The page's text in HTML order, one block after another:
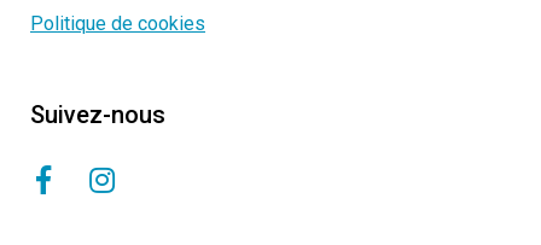
Politique de cookies
Suivez-nous